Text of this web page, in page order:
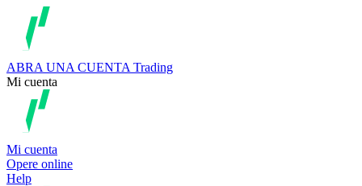
ABRA UNA CUENTA Trading
Mi cuenta
Mi cuenta
Opere online
Help